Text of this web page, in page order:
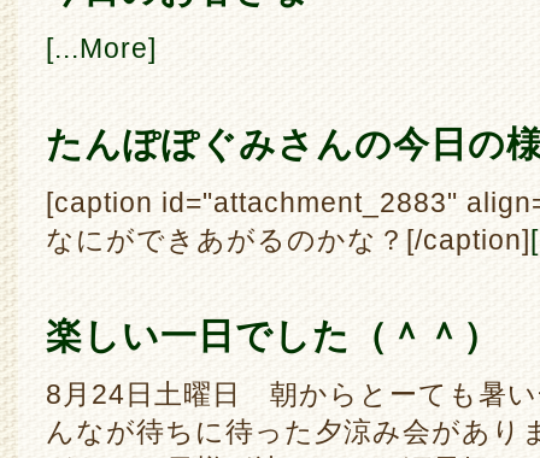
[...More]
たんぽぽぐみさんの今日の
[caption id="attachment_2883"
なにができあがるのかな？[/caption]
楽しい一日でした（＾＾）
8月24日土曜日 朝からとーても暑
んなが待ちに待った夕涼み会があり